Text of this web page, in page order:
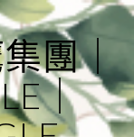
團｜
｜